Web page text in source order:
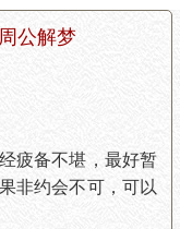
公解梦
疲备不堪，最好暂
非约会不可，可以